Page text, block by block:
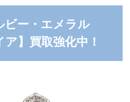
ビー・エメラル
ア】買取強化中！